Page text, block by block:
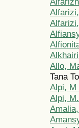
Allo,
Tana
Alpi, M
Alpi,